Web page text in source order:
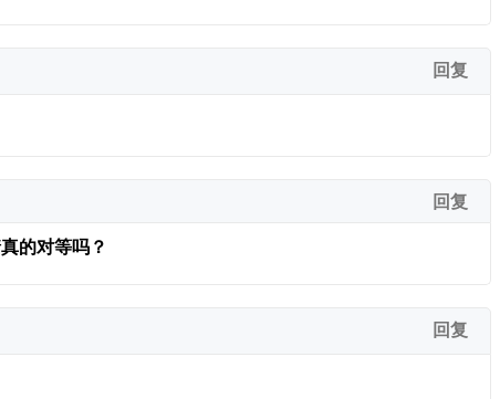
回复
回复
的对等吗？
回复